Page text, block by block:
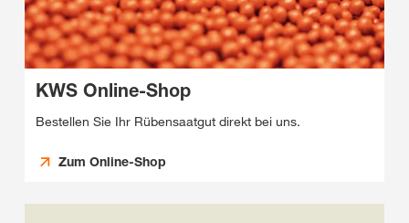
KWS Online-Shop
Bestellen Sie Ihr Rübensaatgut direkt bei uns.
Zum Online-Shop